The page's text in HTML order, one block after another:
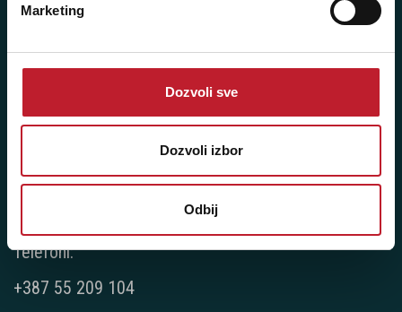
Marketing
Dozvoli sve
Dozvoli izbor
Odbij
Šifra djelatnosti: 46.19
Matični broj: 11091369
JIB: 4403444110009
NAŠE PRODAVNICE
Telefoni:
+387 55 209 104